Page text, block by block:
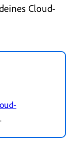
Cloud-
.